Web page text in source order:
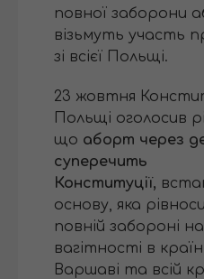
повної заборони
візьмуть участь
зі всієї Польщі.
23 жовтня
Польщі оголосив
що аборт через
суперечить
Конституції,
основу, яка
повній забороні
вагітності в
Варшаві та всій